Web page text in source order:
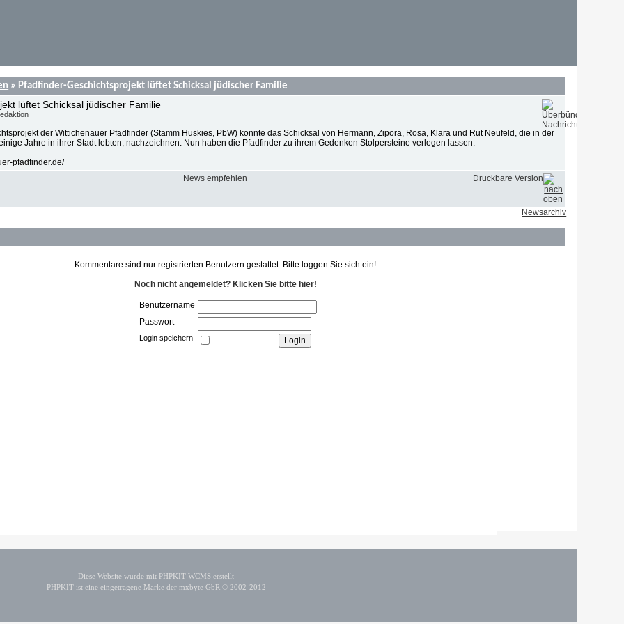
» Pfadfinder-Geschichtsprojekt lüftet Schicksal jüdischer Familie
lüftet Schicksal jüdischer Familie
der Wittichenauer Pfadfinder (Stamm Huskies, PbW) konnte das Schicksal von Hermann, Zipora, Rosa, Klara und Rut Neufeld, die in der
Jahre in ihrer Stadt lebten, nachzeichnen. Nun haben die Pfadfinder zu ihrem Gedenken Stolpersteine verlegen lassen.
pfadfinder.de/
News empfehlen
Druckbare Version
Newsarchiv
Kommentare sind nur registrierten Benutzern gestattet. Bitte loggen Sie sich ein!
Noch nicht angemeldet? Klicken Sie bitte hier!
Benutzername
Passwort
Login speichern
Diese Website wurde mit PHPKIT WCMS erstellt
PHPKIT ist eine eingetragene Marke der mxbyte GbR © 2002-2012